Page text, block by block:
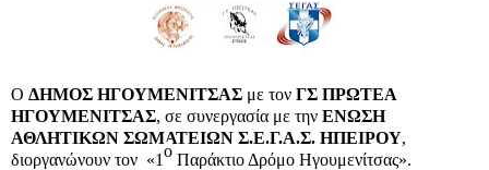
Ο ΔΗΜΟΣ ΗΓΟΥΜΕΝΙΤΣΑΣ με τον ΓΣ ΠΡΩΤΕΑ
ΗΓΟΥΜΕΝΙΤΣΑΣ, σε συνεργασία με την ΕΝΩΣΗ
ΑΘΛΗΤΙΚΩΝ ΣΩΜΑΤΕΙΩΝ Σ.Ε.Γ.Α.Σ. ΗΠΕΙΡΟΥ,
διοργανώνουν τον «1ο Παράκτιο Δρόμο Ηγουμενίτσας».